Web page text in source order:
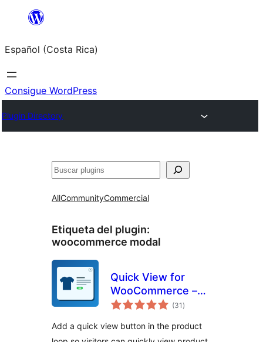
Saltar
contenido
Español (Costa Rica)
Consigue WordPress
Plugin Directory
Buscar
AllCommunityCommercial
Etiqueta del plugin:
woocommerce modal
Quick View for
WooCommerce –
Reno QuickView
(31 total
de
)
Add a quick view button in the product